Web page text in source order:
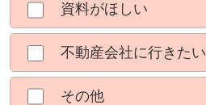
資料がほしい
不動産会社に行きたい
その他